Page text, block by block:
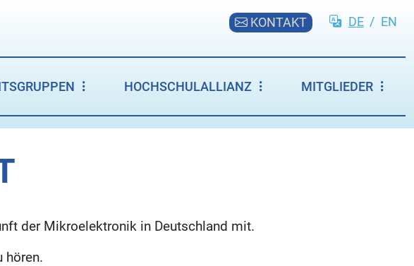
KONTAKT DE / EN
HOCHSCHULALLIANZ MITGLIEDER
der Mikroelektronik in Deutschland mit.
hören.